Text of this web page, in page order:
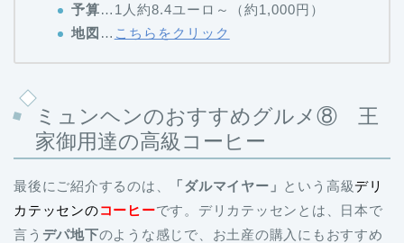
予算…1人約8.4ユーロ～（約1,000円）
地図 … こちらをクリック
ミュンヘンのおすすめグルメ⑧ 王
家御用達の高級コーヒー
最後にご紹介するのは、 「ダルマイヤー」 という高級デリ
カテッセンのコーヒーです。デリカテッセンとは、日本で
言う デパ地下のような感じで、お土産の購入にもおすすめ